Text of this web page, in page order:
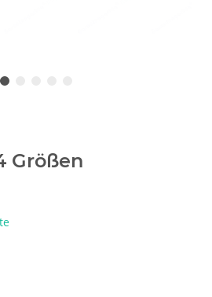
Größen